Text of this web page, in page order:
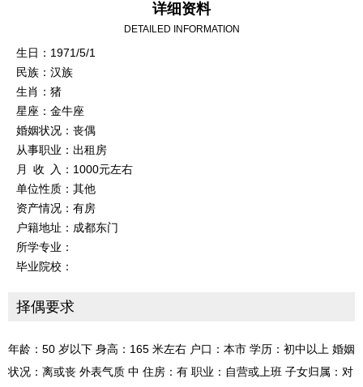
详细资料
DETAILED INFORMATION
生日：1971/5/1
民族：汉族
生肖：猪
星座：金牛座
婚姻状况：丧偶
从事职业：出租房
月 收 入：1000元左右
单位性质：其他
资产情况：有房
户籍地址：成都东门
所学专业：
毕业院校：
择偶要求
年龄：50 岁以下 身高：165 米左右 户口：本市 学历：初中以上 婚姻
状况：离或丧 外表气质 中 住房：有 职业：自营或上班 子女归属：对